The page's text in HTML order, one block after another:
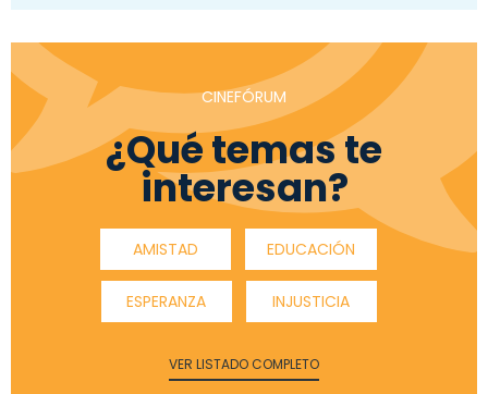
CINEFÓRUM
¿Qué temas te
interesan?
AMISTAD EDUCACIÓN
ESPERANZA INJUSTICIA
VER LISTADO COMPLETO